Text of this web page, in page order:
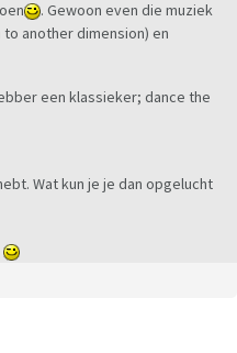
. Gewoon even die muziek
to another dimension) en
een klassieker; dance the
Wat kun je je dan opgelucht